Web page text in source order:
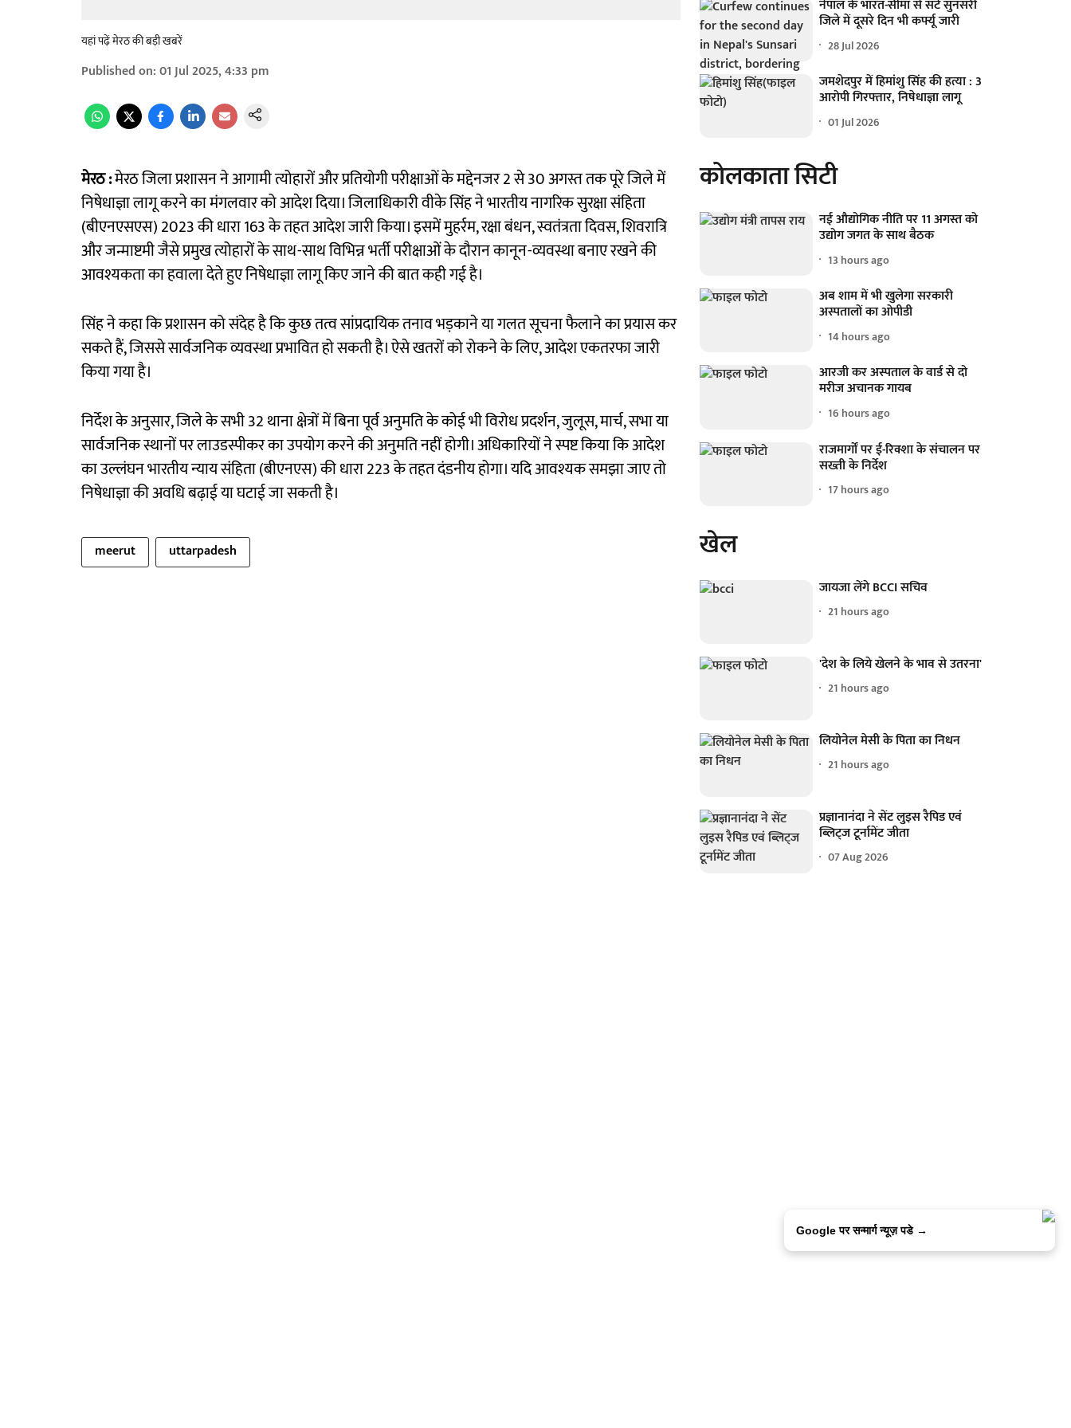
यहां पढ़ें मेरठ की बड़ी खबरें
Published on:01 Jul 2025, 4:33 pm
मेरठ :मेरठ जिला प्रशासन ने आगामी त्योहारों और प्रतियोगी परीक्षाओं के मद्देनजर 2 से 30 अगस्त तक पूरे जिले में
निषेधाज्ञा लागू करने का मंगलवार को आदेश दिया। जिलाधिकारी वीके सिंह ने भारतीय नागरिक सुरक्षा संहिता
(बीएनएसएस) 2023 की धारा 163 के तहत आदेश जारी किया। इसमें मुहर्रम, रक्षा बंधन, स्वतंत्रता दिवस, शिवरात्रि
और जन्माष्टमी जैसे प्रमुख त्योहारों के साथ-साथ विभिन्न भर्ती परीक्षाओं के दौरान कानून-व्यवस्था बनाए रखने की
आवश्यकता का हवाला देते हुए निषेधाज्ञा लागू किए जाने की बात कही गई है।
सिंह ने कहा कि प्रशासन को संदेह है कि कुछ तत्व सांप्रदायिक तनाव भड़काने या गलत सूचना फैलाने का प्रयास कर
सकते हैं, जिससे सार्वजनिक व्यवस्था प्रभावित हो सकती है। ऐसे खतरों को रोकने के लिए, आदेश एकतरफा जारी
किया गया है।
निर्देश के अनुसार, जिले के सभी 32 थाना क्षेत्रों में बिना पूर्व अनुमति के कोई भी विरोध प्रदर्शन, जुलूस, मार्च, सभा या
सार्वजनिक स्थानों पर लाउडस्पीकर का उपयोग करने की अनुमति नहीं होगी। अधिकारियों ने स्पष्ट किया कि आदेश
का उल्लंघन भारतीय न्याय संहिता (बीएनएस) की धारा 223 के तहत दंडनीय होगा। यदि आवश्यक समझा जाए तो
निषेधाज्ञा की अवधि बढ़ाई या घटाई जा सकती है।
meerut uttarpadesh
नेपाल के भारत-सीमा से सटे सुनसरी
जिले में दूसरे दिन भी कर्फ्यू जारी
28 Jul 2026
जमशेदपुर में हिमांशु सिंह की हत्या : 3
आरोपी गिरफ्तार, निषेधाज्ञा लागू
01 Jul 2026
कोलकाता सिटी
नई औद्योगिक नीति पर 11 अगस्त को
उद्योग जगत के साथ बैठक
13 hours ago
अब शाम में भी खुलेगा सरकारी
अस्पतालों का ओपीडी
14 hours ago
आरजी कर अस्पताल के वार्ड से दो
मरीज अचानक गायब
16 hours ago
राजमार्गों पर ई-रिक्शा के संचालन पर
सख्ती के निर्देश
17 hours ago
खेल
जायजा लेंगे BCCI सचिव
21 hours ago
'देश के लिये खेलने के भाव से उतरना'
21 hours ago
लियोनेल मेसी के पिता का निधन
21 hours ago
प्रज्ञानानंदा ने सेंट लुइस रैपिड एवं
ब्लिट्ज टूर्नामेंट जीता
07 Aug 2026
Google पर सन्मार्ग न्यूज़ पडे →